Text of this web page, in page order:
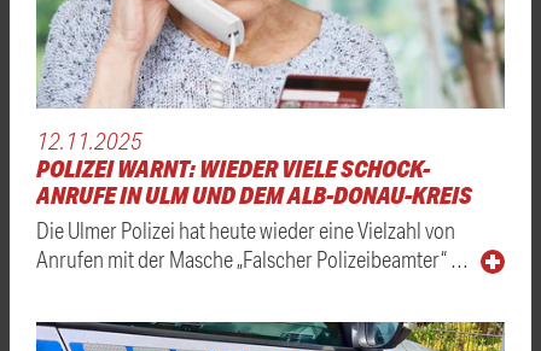
12.11.2025
POLIZEI WARNT: WIEDER VIELE SCHOCK-
ANRUFE IN ULM UND DEM ALB-DONAU-KREIS
Die Ulmer Polizei hat heute wieder eine Vielzahl von
Anrufen mit der Masche „Falscher Polizeibeamter“ …